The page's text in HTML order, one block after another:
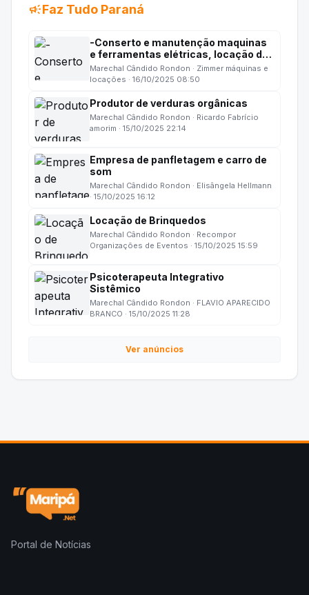
campaignFaz Tudo Paraná
-Conserto e manutenção maquinas
e ferramentas elétricas, locação de
equipamento para construção civil
Marechal Cândido Rondon · Zimmer máquinas e
locações · 16/10/2025 08:50
Produtor de verduras orgânicas
Marechal Cândido Rondon · Ricardo Fabrício
amorim · 15/10/2025 22:14
Empresa de panfletagem e carro de
som
Marechal Cândido Rondon · Elisângela Hellmann
· 15/10/2025 16:12
Locação de Brinquedos
Marechal Cândido Rondon · Recompor
Organizações de Eventos · 15/10/2025 15:59
Psicoterapeuta Integrativo
Sistêmico
Marechal Cândido Rondon · FLAVIO APARECIDO
BRANCO · 15/10/2025 11:28
Ver anúncios
Portal de Notícias